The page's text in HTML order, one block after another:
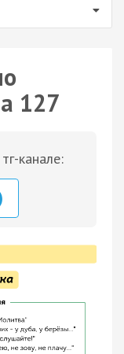
127
канале: